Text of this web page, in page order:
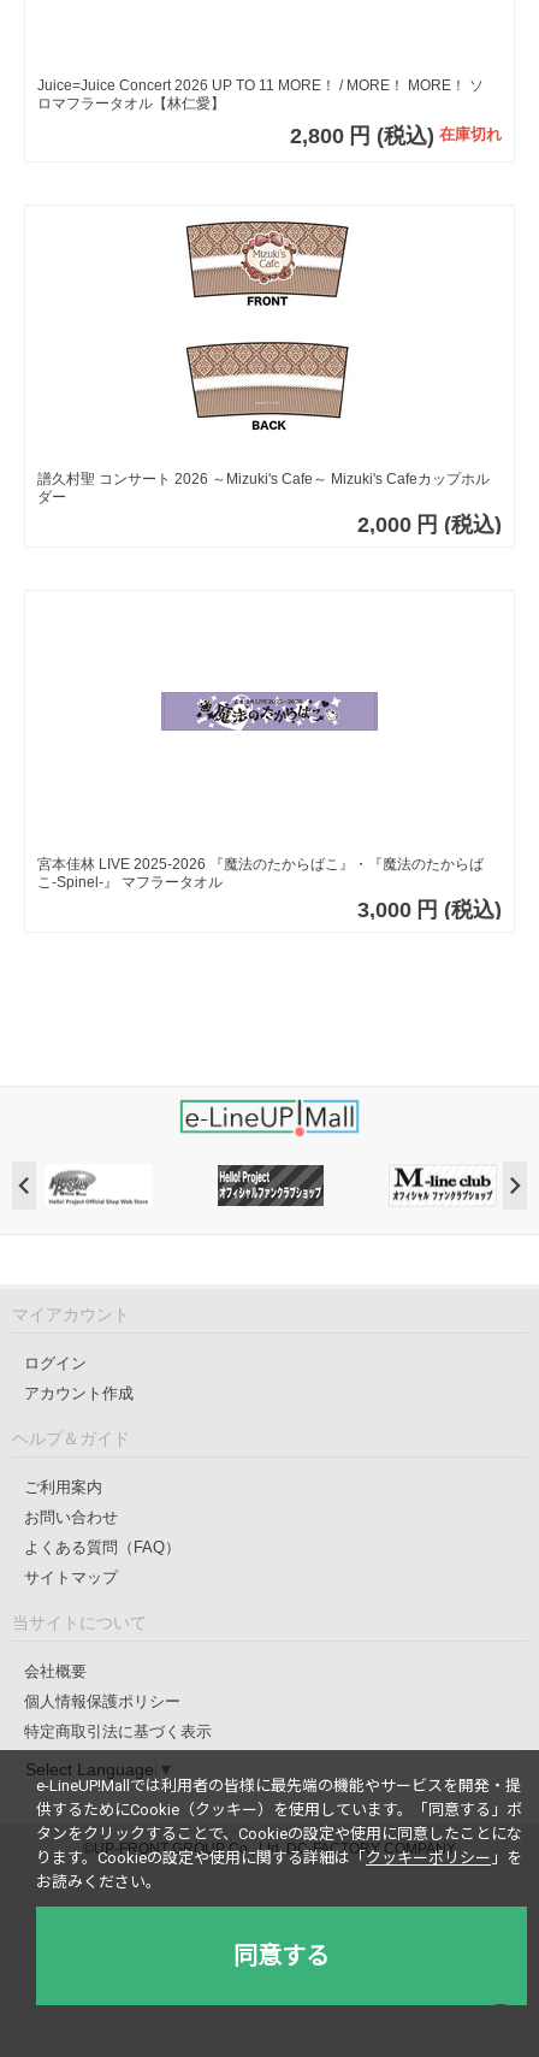
Juice=Juice Concert 2026 UP TO 11 MORE！ / MORE！ MORE！ ソ
ロマフラータオル【林仁愛】
2,800 円 (税込) 在庫切れ
譜久村聖 コンサート 2026 ～Mizuki's Cafe～ Mizuki's Cafeカップホル
ダー
2,000 円 (税込)
宮本佳林 LIVE 2025-2026 『魔法のたからばこ』・『魔法のたからば
こ-Spinel-』 マフラータオル
3,000 円 (税込)
マイアカウント
ログイン
アカウント作成
ヘルプ＆ガイド
ご利用案内
お問い合わせ
よくある質問（FAQ）
サイトマップ
当サイトについて
会社概要
個人情報保護ポリシー
特定商取引法に基づく表示
Select Language ▼
©UP-FRONT GROUP Co., Ltd. DC-FACTORY COMPANY
e-LineUP!Mallでは利用者の皆様に最先端の機能やサービスを開発・提
供するためにCookie（クッキー）を使用しています。
「同意する」ボ
タンをクリックすることで、Cookieの設定や使用に同意したことにな
ります。Cookieの設定や使用に関する詳細は「 クッキーポリシー 」を
お読みください。
同意する